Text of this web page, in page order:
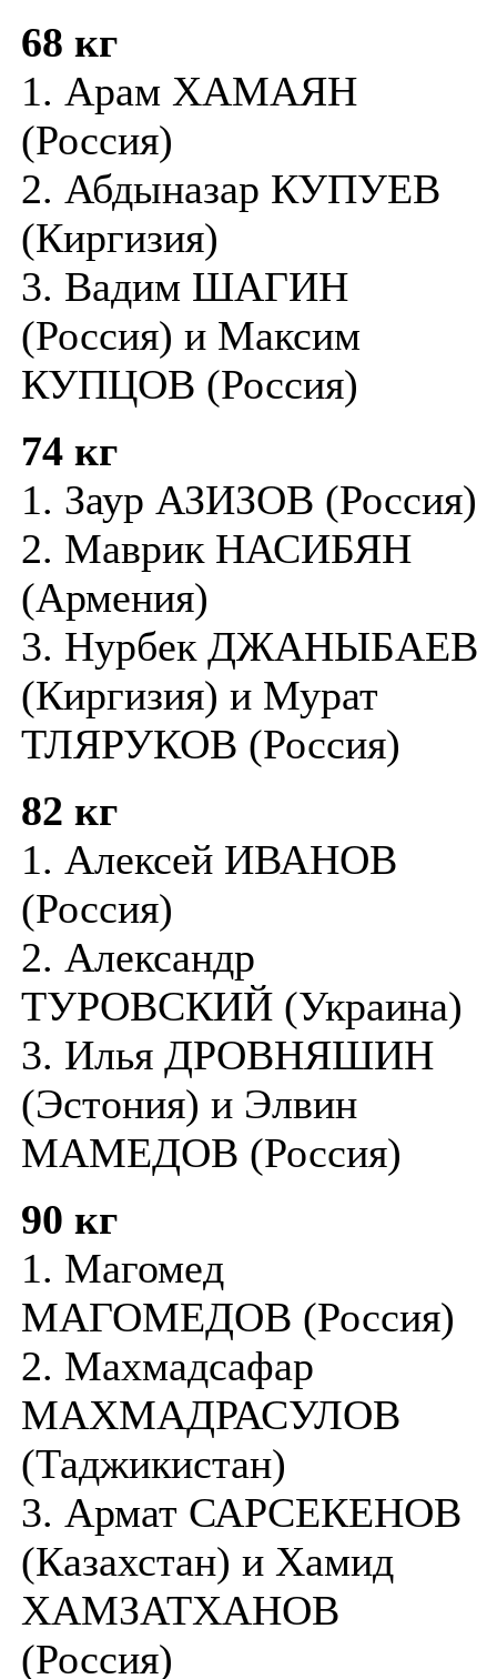
68 кг
1. Арам ХАМАЯН
(Россия)
2. Абдыназар КУПУЕВ
(Киргизия)
3. Вадим ШАГИН
(Россия) и Максим
КУПЦОВ (Россия)
74 кг
1. Заур АЗИЗОВ (Россия)
2. Маврик НАСИБЯН
(Армения)
3. Нурбек ДЖАНЫБАЕВ
(Киргизия) и Мурат
ТЛЯРУКОВ (Россия)
82 кг
1. Алексей ИВАНОВ
(Россия)
2. Александр
ТУРОВСКИЙ (Украина)
3. Илья ДРОВНЯШИН
(Эстония) и Элвин
МАМЕДОВ (Россия)
90 кг
1. Магомед
МАГОМЕДОВ (Россия)
2. Махмадсафар
МАХМАДРАСУЛОВ
(Таджикистан)
3. Армат САРСЕКЕНОВ
(Казахстан) и Хамид
ХАМЗАТХАНОВ
(Россия)